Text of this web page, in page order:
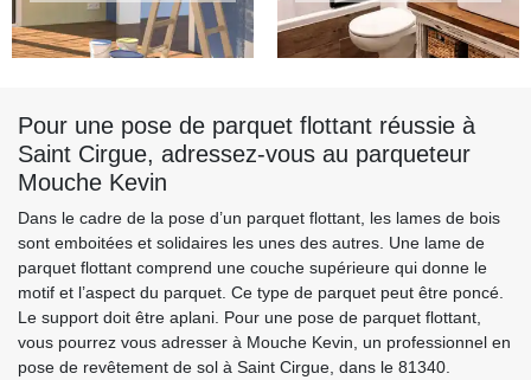
Pour une pose de parquet flottant réussie à
Saint Cirgue, adressez-vous au parqueteur
Mouche Kevin
Dans le cadre de la pose d’un parquet flottant, les lames de bois
sont emboitées et solidaires les unes des autres. Une lame de
parquet flottant comprend une couche supérieure qui donne le
motif et l’aspect du parquet. Ce type de parquet peut être poncé.
Le support doit être aplani. Pour une pose de parquet flottant,
vous pourrez vous adresser à Mouche Kevin, un professionnel en
pose de revêtement de sol à Saint Cirgue, dans le 81340.